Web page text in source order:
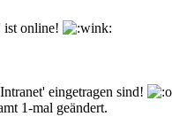
ist online!
eingetragen sind!
1-mal geändert.